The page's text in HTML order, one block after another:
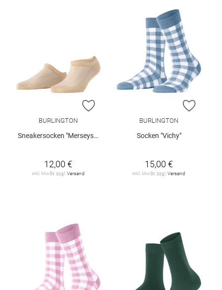
ZUR WUNSCHLISTE HINZUFÜGEN
BURLINGTON
Sneakersocken "Merseyside"
12,00 €
inkl. MwSt. zzgl. Versand
ZUR
BURLINGTON
Socken "Vichy"
15,00 €
inkl. MwSt. zzgl. Versand